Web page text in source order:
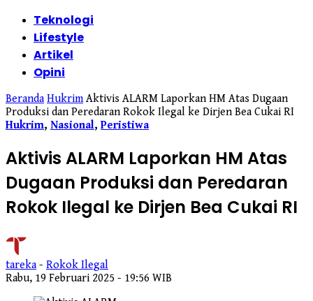
Teknologi
Lifestyle
Artikel
Opini
Beranda Hukrim Aktivis ALARM Laporkan HM Atas Dugaan
Produksi dan Peredaran Rokok Ilegal ke Dirjen Bea Cukai RI
Hukrim, Nasional, Peristiwa
Aktivis ALARM Laporkan HM Atas
Dugaan Produksi dan Peredaran
Rokok Ilegal ke Dirjen Bea Cukai RI
tareka- Rokok Ilegal
Rabu, 19 Februari 2025 - 19:56 WIB